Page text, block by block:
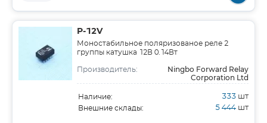
P-12V
Моностабильное поляризованое реле 2
группы катушка 12В 0.14Вт
Производитель:
Ningbo Forward Relay
Corporation Ltd
Наличие: 333 шт
Внешние склады: 5 444 шт